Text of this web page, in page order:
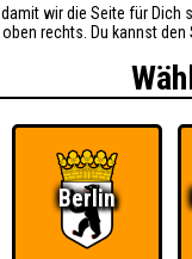
wir die Seite für
rechts. Du kannst
Berlin